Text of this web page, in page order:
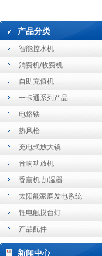
产品分类
智能控水机
消费机/收费机
自助充值机
一卡通系列产品
电烙铁
热风枪
充电式放大镜
音响功放机
香薰机 加湿器
太阳能家庭发电系统
锂电触摸台灯
产品配件
新闻中心